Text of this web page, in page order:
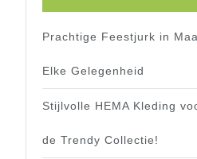
Prachtige Feestjurk in
Elke Gelegenheid
Stijlvolle HEMA Kleding
de Trendy Collectie!